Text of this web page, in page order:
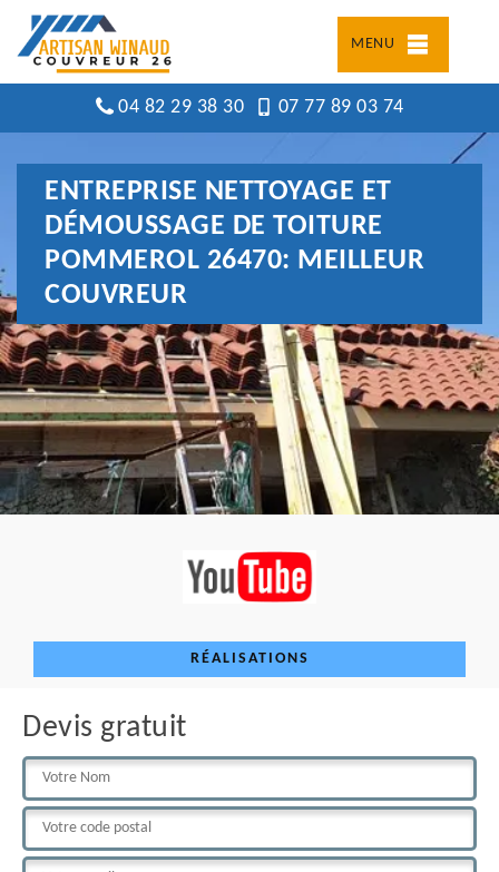
MENU
04 82 29 38 30 07 77 89 03 74
ENTREPRISE NETTOYAGE ET
DÉMOUSSAGE DE TOITURE
POMMEROL 26470: MEILLEUR
COUVREUR
RÉALISATIONS
Devis gratuit